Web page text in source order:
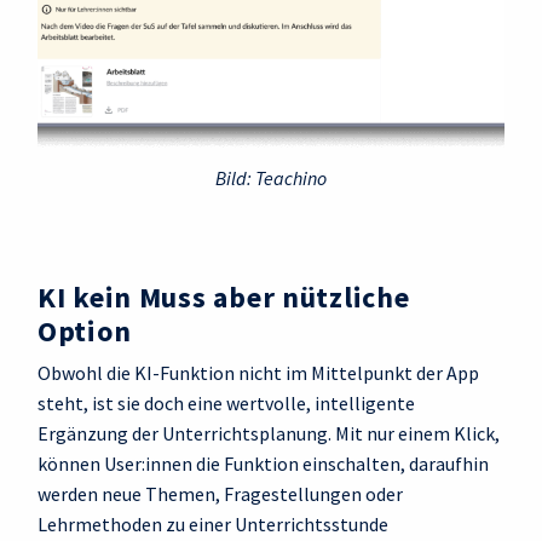
Bild: Teachino
KI kein Muss aber nützliche
Option
Obwohl die KI-Funktion nicht im Mittelpunkt der App
steht, ist sie doch eine wertvolle, intelligente
Ergänzung der Unterrichtsplanung. Mit nur einem Klick,
können User:innen die Funktion einschalten, daraufhin
werden neue Themen, Fragestellungen oder
Lehrmethoden zu einer Unterrichtsstunde